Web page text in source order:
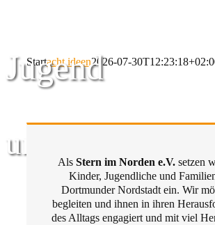
Jugend
und Familie
Startacht ideen2026-07-
Als Stern im Norden e.V. setzen
Kinder, Jugendliche und
Dortmunder Nordstadt ein. Wir
begleiten und ihnen in ihren
des Alltags engagiert und mit viel